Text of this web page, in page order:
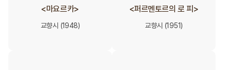
<마요르카>
교향시 (1948)
<퍼르멘토르의 로 피>
교향시 (1951)